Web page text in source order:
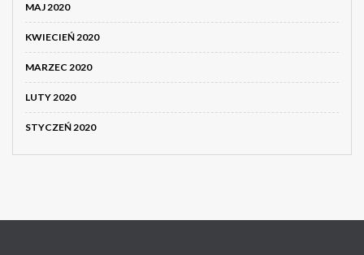
MAJ 2020
KWIECIEŃ 2020
MARZEC 2020
LUTY 2020
STYCZEŃ 2020